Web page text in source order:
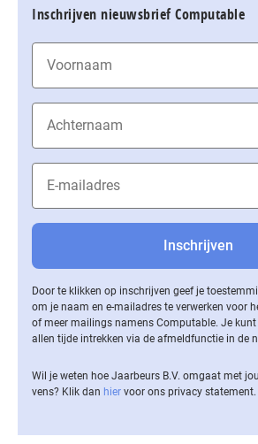
Inschrijven nieuwsbrief Computable
Door te klikken op inschrijven geef je
om je naam en e-mailadres te verwerken voor
of meer mailings namens Computable. Je
allen tijde intrekken via de af­meld­func­tie in de
Wil je weten hoe Jaarbeurs B.V. omgaat met
vens? Klik dan hier voor ons privacy statement.